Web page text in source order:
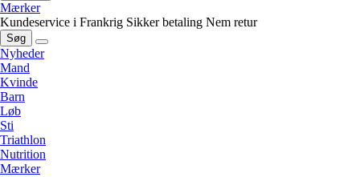
Mærker
Kundeservice i Frankrig Sikker betaling Nem retur
Søg
Nyheder
Mand
Kvinde
Barn
Løb
Sti
Triathlon
Nutrition
Mærker